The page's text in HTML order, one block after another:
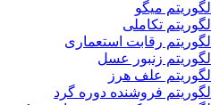
الگوریتم میگو
الگوریتم تکاملی
الگوریتم رقابت استعماری
الگوریتم زنبور عسل
الگوریتم علف هرز
الگوریتم فروشنده دوره گرد